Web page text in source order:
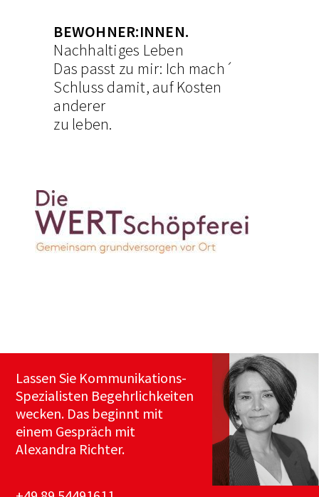
BEWOHNER:INNEN.
Nachhaltiges Leben
Das passt zu mir: Ich mach´
Schluss damit, auf Kosten
anderer
zu leben.
Lassen Sie Kommunikations-
Spezialisten Begehrlichkeiten
wecken. Das beginnt mit
einem Gespräch mit
Alexandra Richter.